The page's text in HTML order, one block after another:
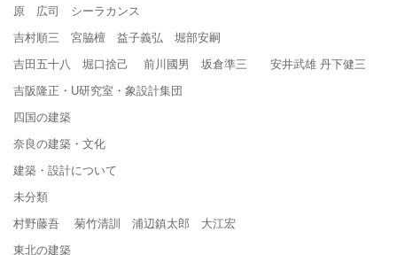
原 広司 シーラカンス
吉村順三 宮脇檀 益子義弘 堀部安嗣
吉田五十八 堀口捨己 前川國男 坂倉準三 安井武雄 丹下健三
吉阪隆正・U研究室・象設計集団
四国の建築
奈良の建築・文化
建築・設計について
未分類
村野藤吾 菊竹清訓 浦辺鎮太郎 大江宏
東北の建築